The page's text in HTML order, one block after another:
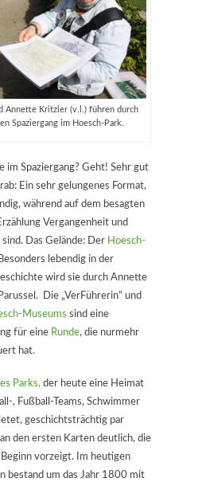
Annette Kritzler (v.l.) führen durch
Spaziergang im Hoesch-Park.
im Spaziergang? Geht! Sehr gut
Ein sehr gelungenes Format,
während auf dem besagten
Vergangenheit und
Das Gelände: Der Hoesch-
lebendig in der
wird sie durch Annette
Die „VerFührerin“ und
Museums sind eine
für eine Runde, die nurmehr
hat.
Parks, der heute eine Heimat
, Fußball-Teams, Schwimmer
geschichtsträchtig par
den ersten Karten deutlich, die
vorzeigt. Im heutigen
bestand um das Jahr 1800 mit